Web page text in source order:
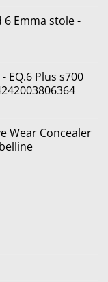
Emma stole -
kr..
EQ.6 Plus s700
Wear Concealer